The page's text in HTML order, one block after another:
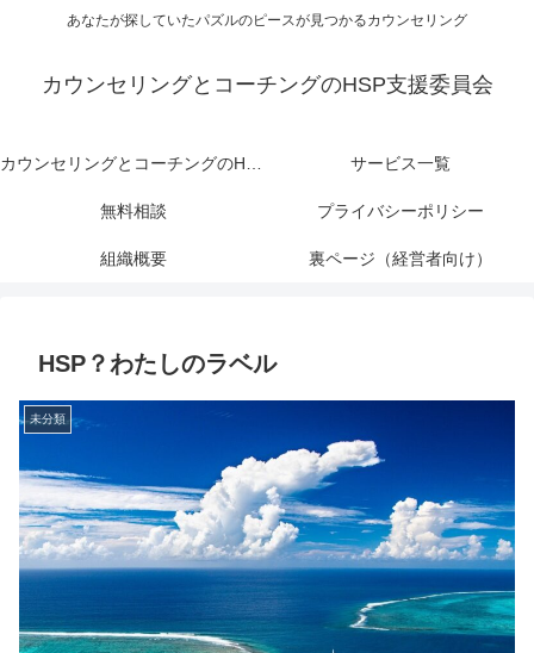
あなたが探していたパズルのピースが見つかるカウンセリング
カウンセリングとコーチングのHSP支援委員会
カウンセリングとコーチングのHSP支援委員会 サービス一覧
無料相談 プライバシーポリシー
組織概要 裏ページ（経営者向け）
HSP？わたしのラベル
未分類